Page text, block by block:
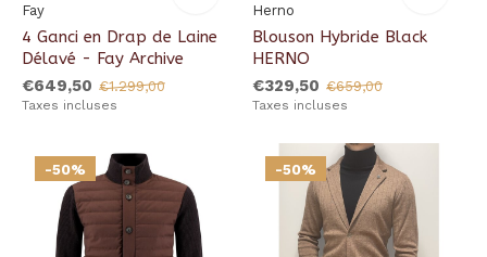
Fay
4 Ganci en Drap de Laine
Délavé - Fay Archive
€649,50 €1.299,00
Taxes incluses
Herno
Blouson Hybride Black
HERNO
€329,50 €659,00
Taxes incluses
-50% -50%